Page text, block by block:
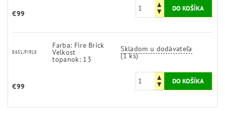
€99
8651/FIR18
Farba: Fire Brick
Velkost
topanok: 13
Skladom u dodávateľa
(1 ks)
€99